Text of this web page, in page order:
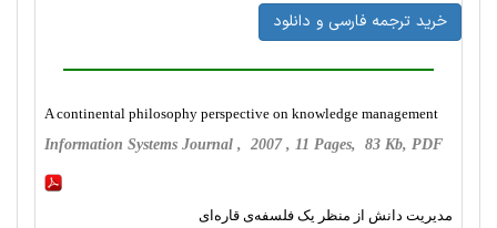
خرید ترجمه فارسی و دانلود
A continental philosophy perspective on knowledge management
Information Systems Journal , 2007 , 11 Pages, 83 Kb, PDF
مدیریت دانش از منظر یک فلسفه‌ی قاره‌ای